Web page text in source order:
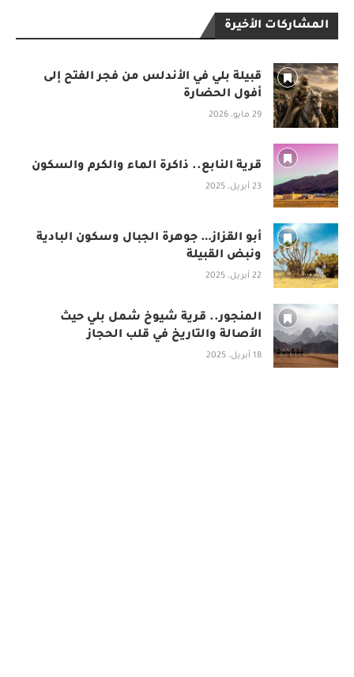
المشاركات الأخيرة
قبيلة بلي في الأندلس من فجر الفتح إلى
أفول الحضارة
29 مايو، 2026
قرية النابع.. ذاكرة الماء والكرم والسكون
23 أبريل، 2025
أبو القزاز… جوهرة الجبال وسكون البادية
ونبض القبيلة
22 أبريل، 2025
المنجور.. قرية شيوخ شمل بلي حيث
الأصالة والتاريخ في قلب الحجاز
18 أبريل، 2025